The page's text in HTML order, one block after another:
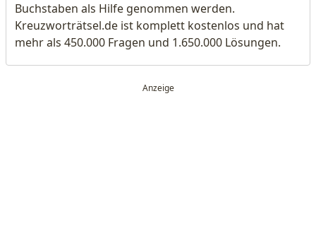
Buchstaben als Hilfe genommen werden.
Kreuzworträtsel.de ist komplett kostenlos und hat
mehr als 450.000 Fragen und 1.650.000 Lösungen.